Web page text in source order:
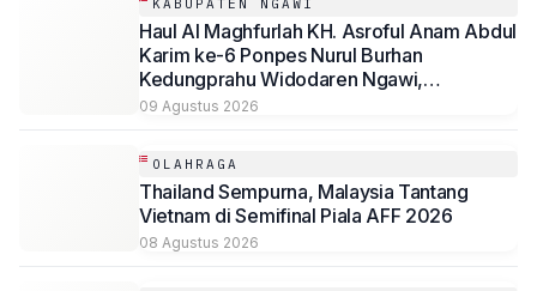
KABUPATEN NGAWI
Haul Al Maghfurlah KH. Asroful Anam Abdul
Karim ke-6 Ponpes Nurul Burhan
Kedungprahu Widodaren Ngawi,
Kesempatan Lelang Wakaf Masih Berlanjut
09 Agustus 2026
OLAHRAGA
Thailand Sempurna, Malaysia Tantang
Vietnam di Semifinal Piala AFF 2026
08 Agustus 2026